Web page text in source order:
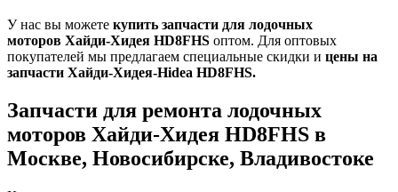
У нас вы можете купить запчасти для лодочных
моторов Хайди-Хидея HD8FHS оптом. Для оптовых
покупателей мы предлагаем специальные скидки и цены на
запчасти Хайди-Хидея-Hidea HD8FHS.
Запчасти для ремонта лодочных
моторов Хайди-Хидея HD8FHS в
Москве, Новосибирске, Владивостоке